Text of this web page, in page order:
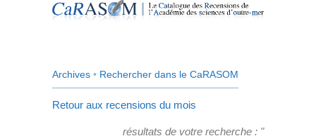
Archives • Rechercher dans le CaRASOM
Retour aux recensions du mois
résultats de votre recherche : "